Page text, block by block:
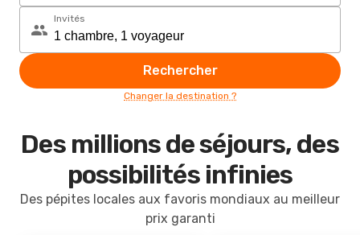
Invités
Rechercher
Changer la destination ?
Des millions de séjours, des
possibilités infinies
Des pépites locales aux favoris mondiaux au meilleur
prix garanti